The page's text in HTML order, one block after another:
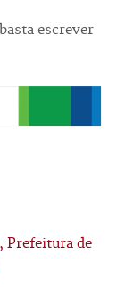
escrever
Prefeitura de